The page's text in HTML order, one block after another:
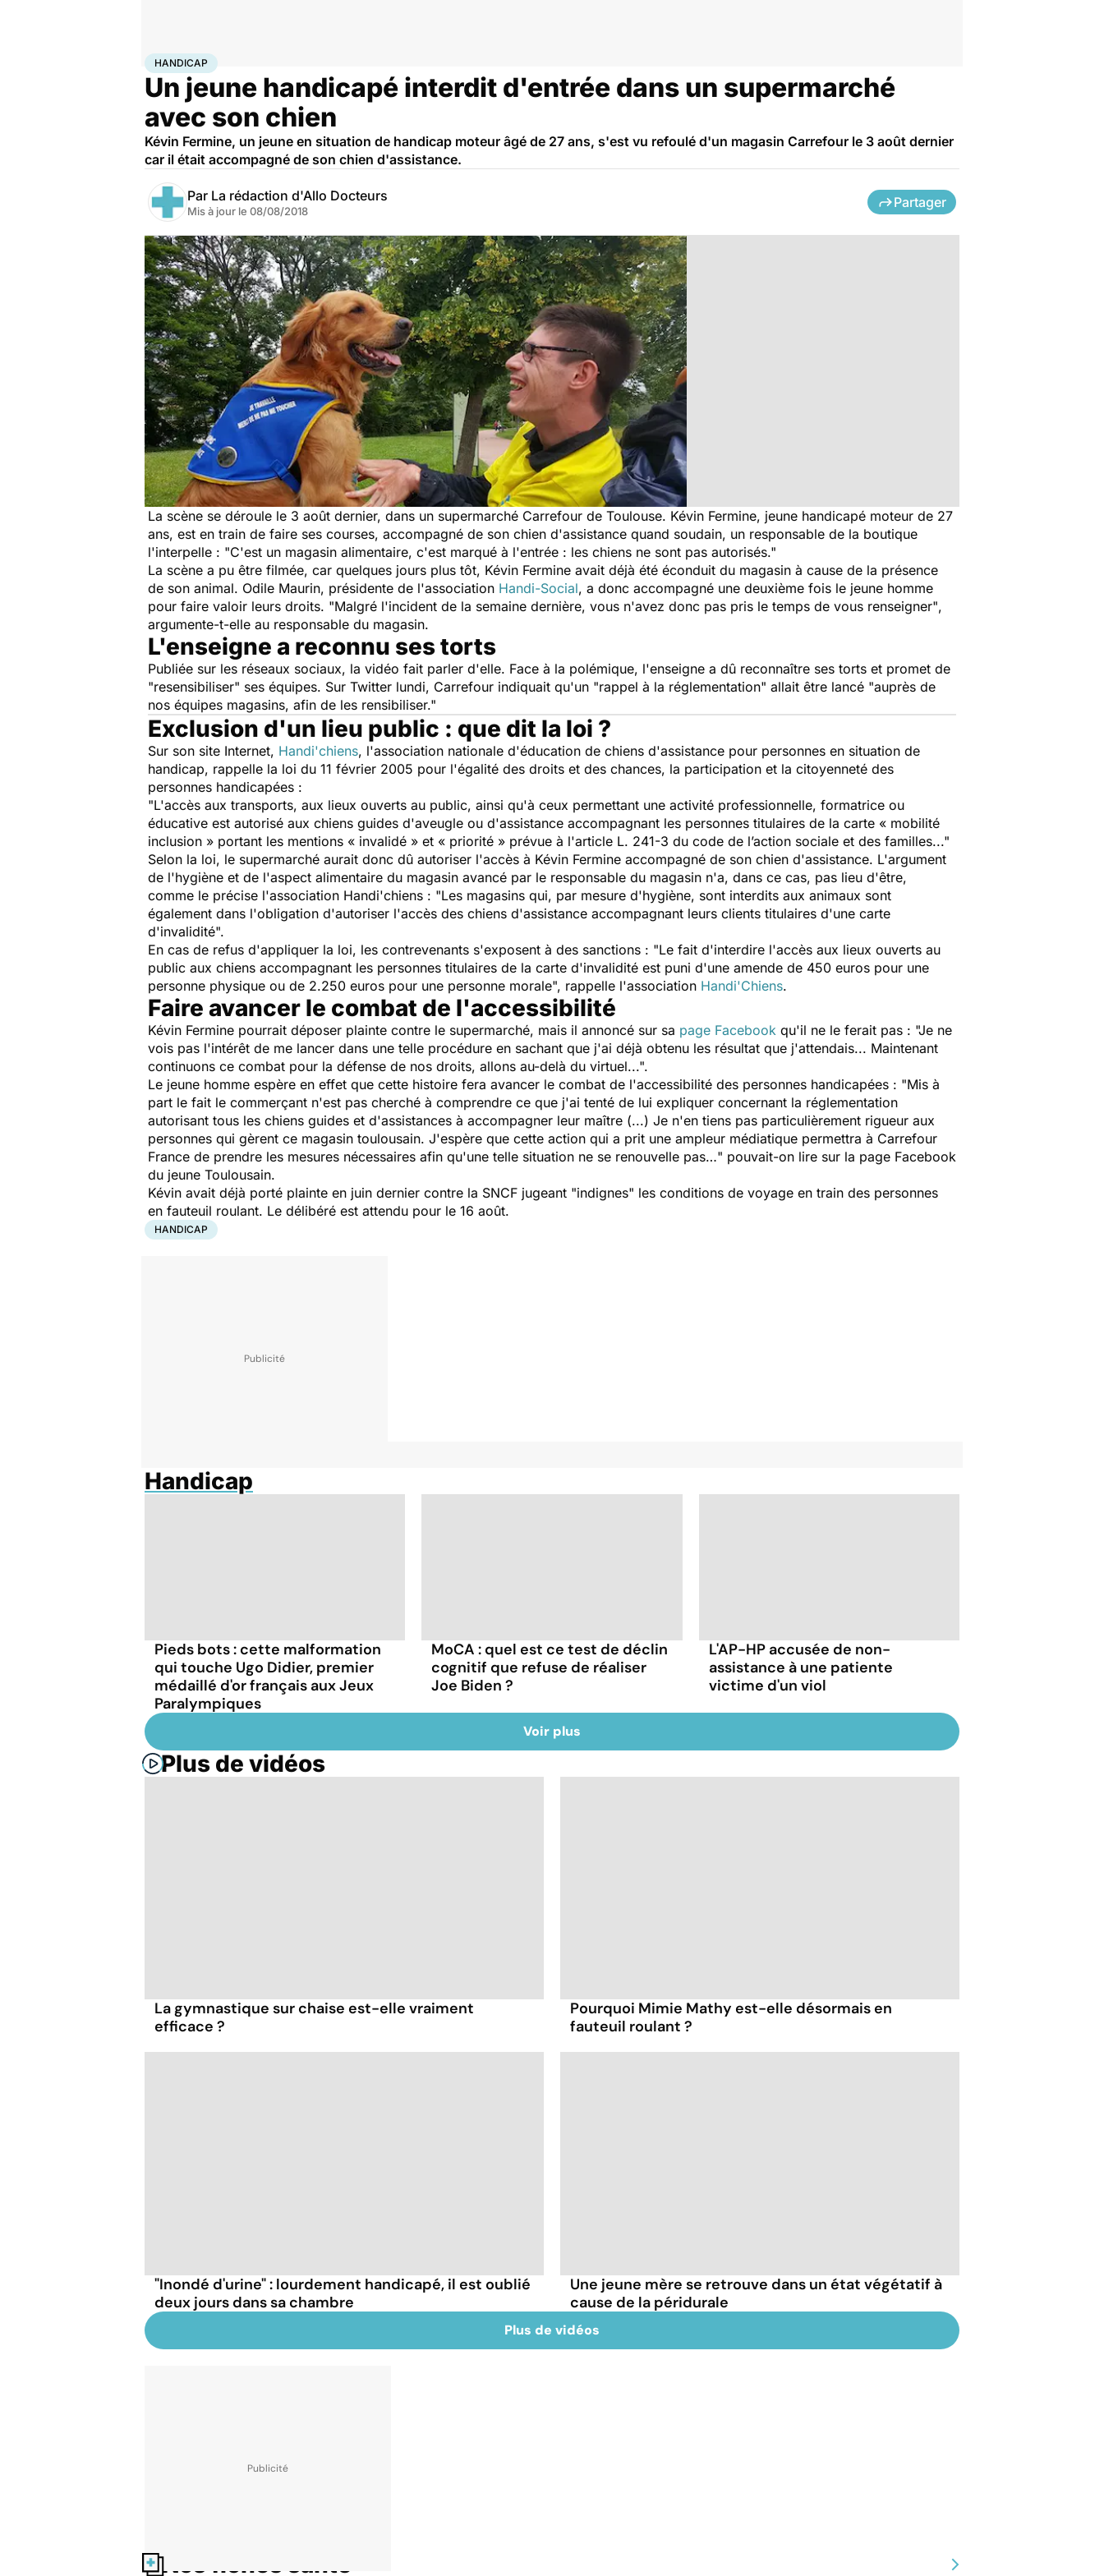
AccueilSantéMaladies
HANDICAP
Un jeune handicapé interdit d'entrée dans un supermarché
avec son chien
Kévin Fermine, un jeune en situation de handicap moteur âgé de 27 ans, s'est vu refoulé d'un magasin Carrefour le 3 août dernier
car il était accompagné de son chien d'assistance.
Par La rédaction d'Allo Docteurs
Mis à jour le 08/08/2018
Partager
La scène se déroule le 3 août dernier, dans un supermarché Carrefour de Toulouse. Kévin Fermine, jeune handicapé moteur de 27
ans, est en train de faire ses courses, accompagné de son chien d'assistance quand soudain, un responsable de la boutique
l'interpelle : "C'est un magasin alimentaire, c'est marqué à l'entrée : les chiens ne sont pas autorisés."
La scène a pu être filmée, car quelques jours plus tôt, Kévin Fermine avait déjà été éconduit du magasin à cause de la présence
de son animal. Odile Maurin, présidente de l'association Handi-Social, a donc accompagné une deuxième fois le jeune homme
pour faire valoir leurs droits. "Malgré l'incident de la semaine dernière, vous n'avez donc pas pris le temps de vous renseigner",
argumente-t-elle au responsable du magasin.
L'enseigne a reconnu ses torts
Publiée sur les réseaux sociaux, la vidéo fait parler d'elle. Face à la polémique, l'enseigne a dû reconnaître ses torts et promet de
"resensibiliser" ses équipes. Sur Twitter lundi, Carrefour indiquait qu'un "rappel à la réglementation" allait être lancé "auprès de
nos équipes magasins, afin de les rensibiliser."
Exclusion d'un lieu public : que dit la loi ?
Sur son site Internet, Handi'chiens, l'association nationale d'éducation de chiens d'assistance pour personnes en situation de
handicap, rappelle la loi du 11 février 2005 pour l'égalité des droits et des chances, la participation et la citoyenneté des
personnes handicapées :
"L'accès aux transports, aux lieux ouverts au public, ainsi qu'à ceux permettant une activité professionnelle, formatrice ou
éducative est autorisé aux chiens guides d'aveugle ou d'assistance accompagnant les personnes titulaires de la carte « mobilité
inclusion » portant les mentions « invalidé » et « priorité » prévue à l'article L. 241-3 du code de l’action sociale et des familles..."
Selon la loi, le supermarché aurait donc dû autoriser l'accès à Kévin Fermine accompagné de son chien d'assistance. L'argument
de l'hygiène et de l'aspect alimentaire du magasin avancé par le responsable du magasin n'a, dans ce cas, pas lieu d'être,
comme le précise l'association Handi'chiens : "Les magasins qui, par mesure d'hygiène, sont interdits aux animaux sont
également dans l'obligation d'autoriser l'accès des chiens d'assistance accompagnant leurs clients titulaires d'une carte
d'invalidité".
En cas de refus d'appliquer la loi, les contrevenants s'exposent à des sanctions : "Le fait d'interdire l'accès aux lieux ouverts au
public aux chiens accompagnant les personnes titulaires de la carte d'invalidité est puni d'une amende de 450 euros pour une
personne physique ou de 2.250 euros pour une personne morale", rappelle l'association Handi'Chiens.
Faire avancer le combat de l'accessibilité
Kévin Fermine pourrait déposer plainte contre le supermarché, mais il annoncé sur sa page Facebook qu'il ne le ferait pas : "Je ne
vois pas l'intérêt de me lancer dans une telle procédure en sachant que j'ai déjà obtenu les résultat que j'attendais... Maintenant
continuons ce combat pour la défense de nos droits, allons au-delà du virtuel...".
Le jeune homme espère en effet que cette histoire fera avancer le combat de l'accessibilité des personnes handicapées : "Mis à
part le fait le commerçant n'est pas cherché à comprendre ce que j'ai tenté de lui expliquer concernant la réglementation
autorisant tous les chiens guides et d'assistances à accompagner leur maître (...) Je n'en tiens pas particulièrement rigueur aux
personnes qui gèrent ce magasin toulousain. J'espère que cette action qui a prit une ampleur médiatique permettra à Carrefour
France de prendre les mesures nécessaires afin qu'une telle situation ne se renouvelle pas…" pouvait-on lire sur la page Facebook
du jeune Toulousain.
Kévin avait déjà porté plainte en juin dernier contre la SNCF jugeant "indignes" les conditions de voyage en train des personnes
en fauteuil roulant. Le délibéré est attendu pour le 16 août.
HANDICAP
Handicap
Pieds bots : cette malformation
qui touche Ugo Didier, premier
médaillé d'or français aux Jeux
Paralympiques
MoCA : quel est ce test de déclin
cognitif que refuse de réaliser
Joe Biden ?
L'AP-HP accusée de non-
assistance à une patiente
victime d'un viol
Voir plus
Plus de vidéos
La gymnastique sur chaise est-elle vraiment
efficace ?
Pourquoi Mimie Mathy est-elle désormais en
fauteuil roulant ?
"Inondé d'urine" : lourdement handicapé, il est oublié
deux jours dans sa chambre
Une jeune mère se retrouve dans un état végétatif à
cause de la péridurale
Plus de vidéos
Nos fiches santé